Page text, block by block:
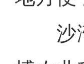
沙湾